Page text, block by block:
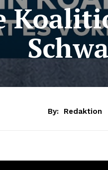
By: Redaktion